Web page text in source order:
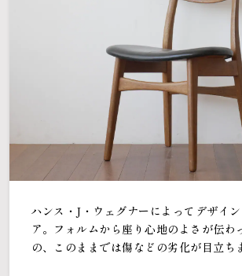
ハンス・J・ウェグナーによってデザイ
ア。フォルムから座り心地のよさが伝わ
の、このままでは傷などの劣化が目立ち